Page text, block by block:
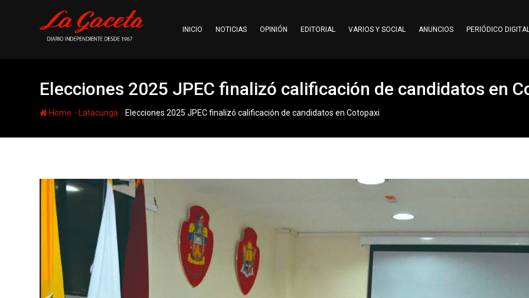
INICIO NOTICIAS OPINIÓN EDITORIAL VARIOS Y SOCIAL ANUNCIOS PERIÓDICO
Elecciones 2025 JPEC finalizó calificación de candidatos en
Home - Latacunga - Elecciones 2025 JPEC finalizó calificación de candidatos en Cotopaxi